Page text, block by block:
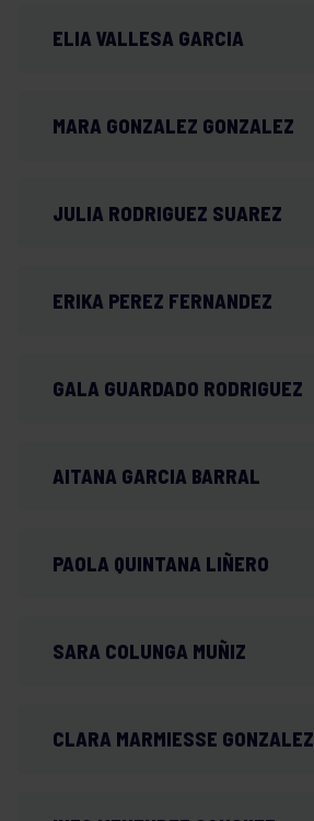
ELIA VALLESA GARCIA
MARA GONZALEZ GONZALEZ
JULIA RODRIGUEZ SUAREZ
ERIKA PEREZ FERNANDEZ
GALA GUARDADO RODRIGUEZ
AITANA GARCIA BARRAL
PAOLA QUINTANA LIÑERO
SARA COLUNGA MUÑIZ
CLARA MARMIESSE GONZALEZ